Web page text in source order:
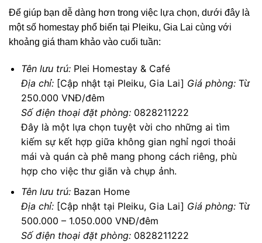
Để giúp bạn dễ dàng hơn trong việc lựa chọn, dưới đây là
một số homestay phổ biến tại Pleiku, Gia Lai cùng với
khoảng giá tham khảo vào cuối tuần:
Tên lưu trú:Plei Homestay & Café
Địa chỉ:[Cập nhật tại Pleiku, Gia Lai] Giá phòng:Từ
250.000 VNĐ/đêm
Số điện thoại đặt phòng:0828211222
Đây là một lựa chọn tuyệt vời cho những ai tìm
kiếm sự kết hợp giữa không gian nghỉ ngơi thoải
mái và quán cà phê mang phong cách riêng, phù
hợp cho việc thư giãn và chụp ảnh.
Tên lưu trú:Bazan Home
Địa chỉ:[Cập nhật tại Pleiku, Gia Lai] Giá phòng:Từ
500.000 – 1.050.000 VNĐ/đêm
Số điện thoại đặt phòng:0828211222